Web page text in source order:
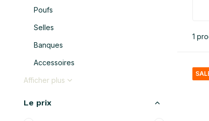
Poufs
Selles
Banques
Accessoires
Afficher plus
Le prix
1